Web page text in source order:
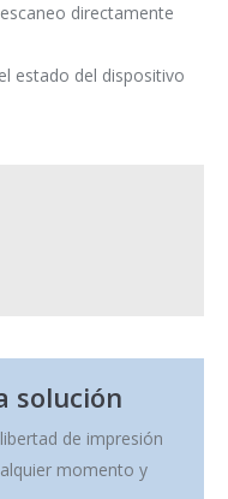
directamente
estado del dispositivo
solución
de impresión
momento y